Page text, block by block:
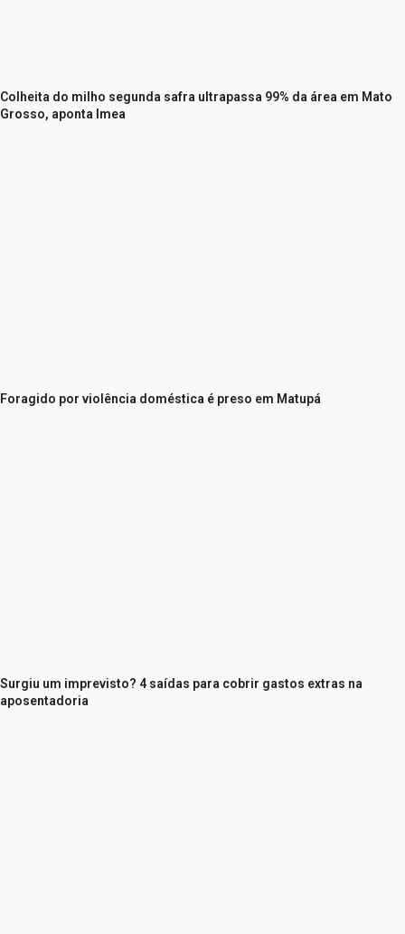
Colheita do milho segunda safra ultrapassa 99% da área em Mato
Grosso, aponta Imea
Foragido por violência doméstica é preso em Matupá
Surgiu um imprevisto? 4 saídas para cobrir gastos extras na
aposentadoria